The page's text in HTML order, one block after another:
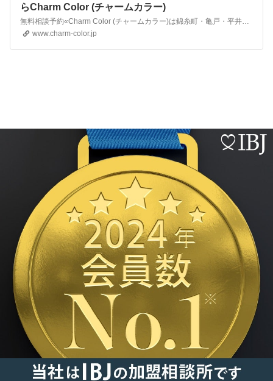
らCharm Color (チャームカラー)
無料相談予約«Charm Color (チャームカラー)は錦糸町・亀戸・平井以外にも都内を中心に無料の出張相談サービスを行っております。お客様のご都合のよい場所でお打ち合わせができますので、お気軽にご連絡ください。また、30日間体験コースも実施しており、「気軽にスタートできる」とご好評をいただいております。1年以内の成婚を目指して最良のパートナー探しをお手伝…
www.charm-color.jp